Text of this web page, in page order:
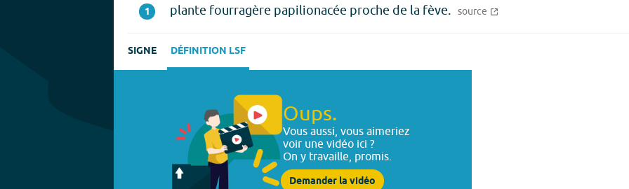
1 plante fourragère papilionacée proche de la fève. source
SIGNE DÉFINITION LSF
Oups.
Vous aussi, vous aimeriez
voir une vidéo ici ?
On y travaille, promis.
Demander la vidéo